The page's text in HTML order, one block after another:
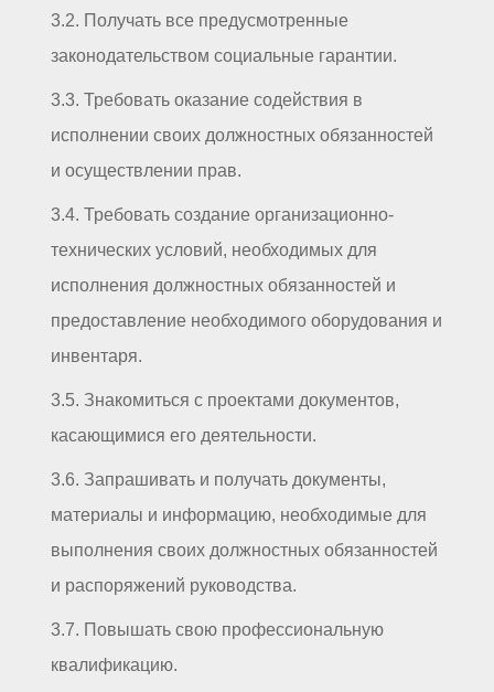
3.2. Получать все предусмотренные
законодательством социальные гарантии.
3.3. Требовать оказание содействия в
исполнении своих должностных обязанностей
и осуществлении прав.
3.4. Требовать создание организационно-
технических условий, необходимых для
исполнения должностных обязанностей и
предоставление необходимого оборудования и
инвентаря.
3.5. Знакомиться с проектами документов,
касающимися его деятельности.
3.6. Запрашивать и получать документы,
материалы и информацию, необходимые для
выполнения своих должностных обязанностей
и распоряжений руководства.
3.7. Повышать свою профессиональную
квалификацию.